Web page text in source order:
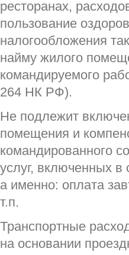
ресторанах,
пользование
налогообложения
найму жилого
командируемого
264 НК РФ).
Не подлежит
помещения и
командированного
услуг, включенных в
а именно: оплата
т.п.
Транспортные
на основании